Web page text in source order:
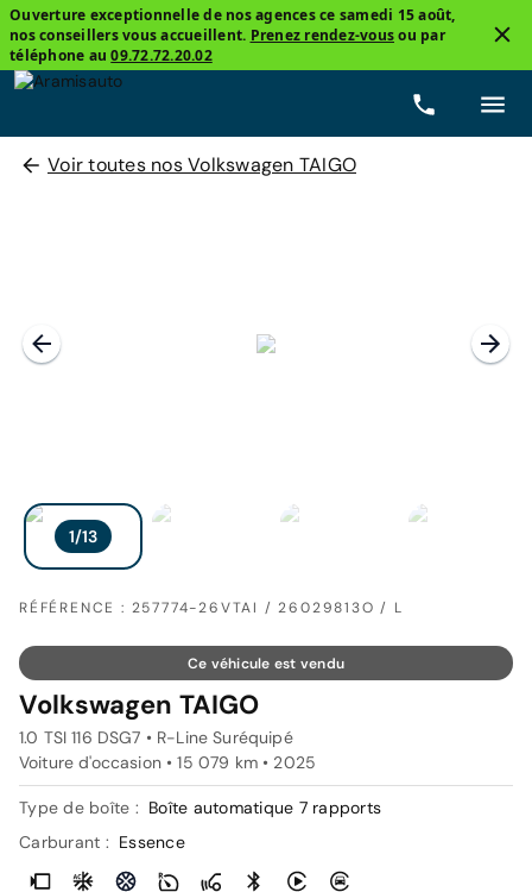
Ouverture exceptionnelle de nos agences ce samedi 15 août,
nos conseillers vous accueillent. Prenez rendez-vousou par
téléphone au09.72.72.20.02
Voir toutes nos Volkswagen TAIGO
RÉFÉRENCE : 257774-26VTAI / 26029813O / L
Ce véhicule est vendu
Volkswagen TAIGO
1.0 TSI 116 DSG7 • R-Line Suréquipé
Voiture d'occasion • 15 079 km • 2025
Type de boîte : Boîte automatique 7 rapports
Carburant : Essence